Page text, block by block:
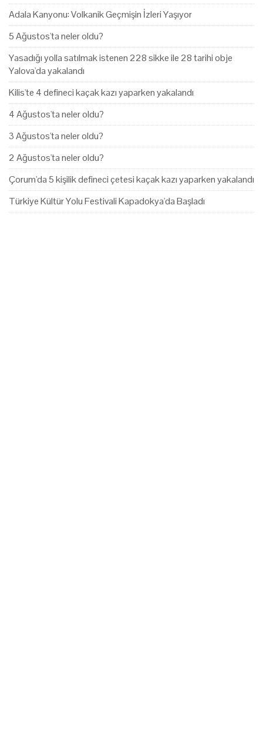
Adala Kanyonu: Volkanik Geçmişin İzleri Yaşıyor
5 Ağustos'ta neler oldu?
Yasadığı yolla satılmak istenen 228 sikke ile 28 tarihi obje
Yalova'da yakalandı
Kilis'te 4 defineci kaçak kazı yaparken yakalandı
4 Ağustos'ta neler oldu?
3 Ağustos'ta neler oldu?
2 Ağustos'ta neler oldu?
Çorum'da 5 kişilik defineci çetesi kaçak kazı yaparken yakalandı
Türkiye Kültür Yolu Festivali Kapadokya'da Başladı